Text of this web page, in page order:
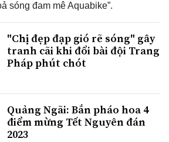
sóng đam mê Aquabike”.
"Chị đẹp đạp gió rẽ sóng" gây
tranh cãi khi đổi bài đội Trang
Pháp phút chót
Quảng Ngãi: Bắn pháo hoa 4
điểm mừng Tết Nguyên đán
2023